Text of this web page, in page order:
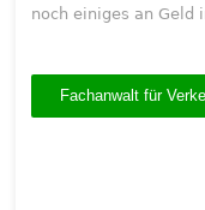
noch einiges an Geld
Fachanwalt für